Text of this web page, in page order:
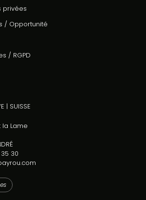
privées
/ Opportunité
/ RGPD
| SUISSE
la Lame
30